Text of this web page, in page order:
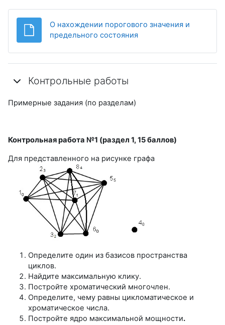
О нахождении порогового значения и
предельного состояния
Контрольные работы
Примерные задания (по разделам)
Контрольная работа №1 (раздел 1, 15 баллов)
Для представленного на рисунке графа
Определите один из базисов пространства
циклов.
Найдите максимальную клику.
Постройте хроматический многочлен.
Определите, чему равны цикломатическое и
хроматическое числа.
Постройте ядро максимальной мощности.